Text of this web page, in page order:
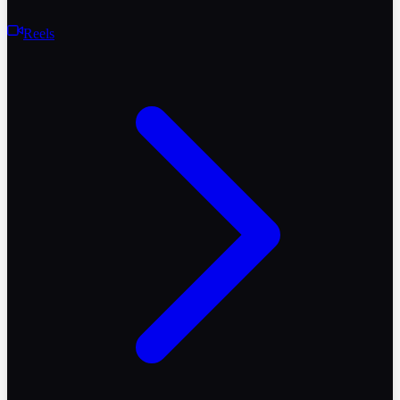
Reels